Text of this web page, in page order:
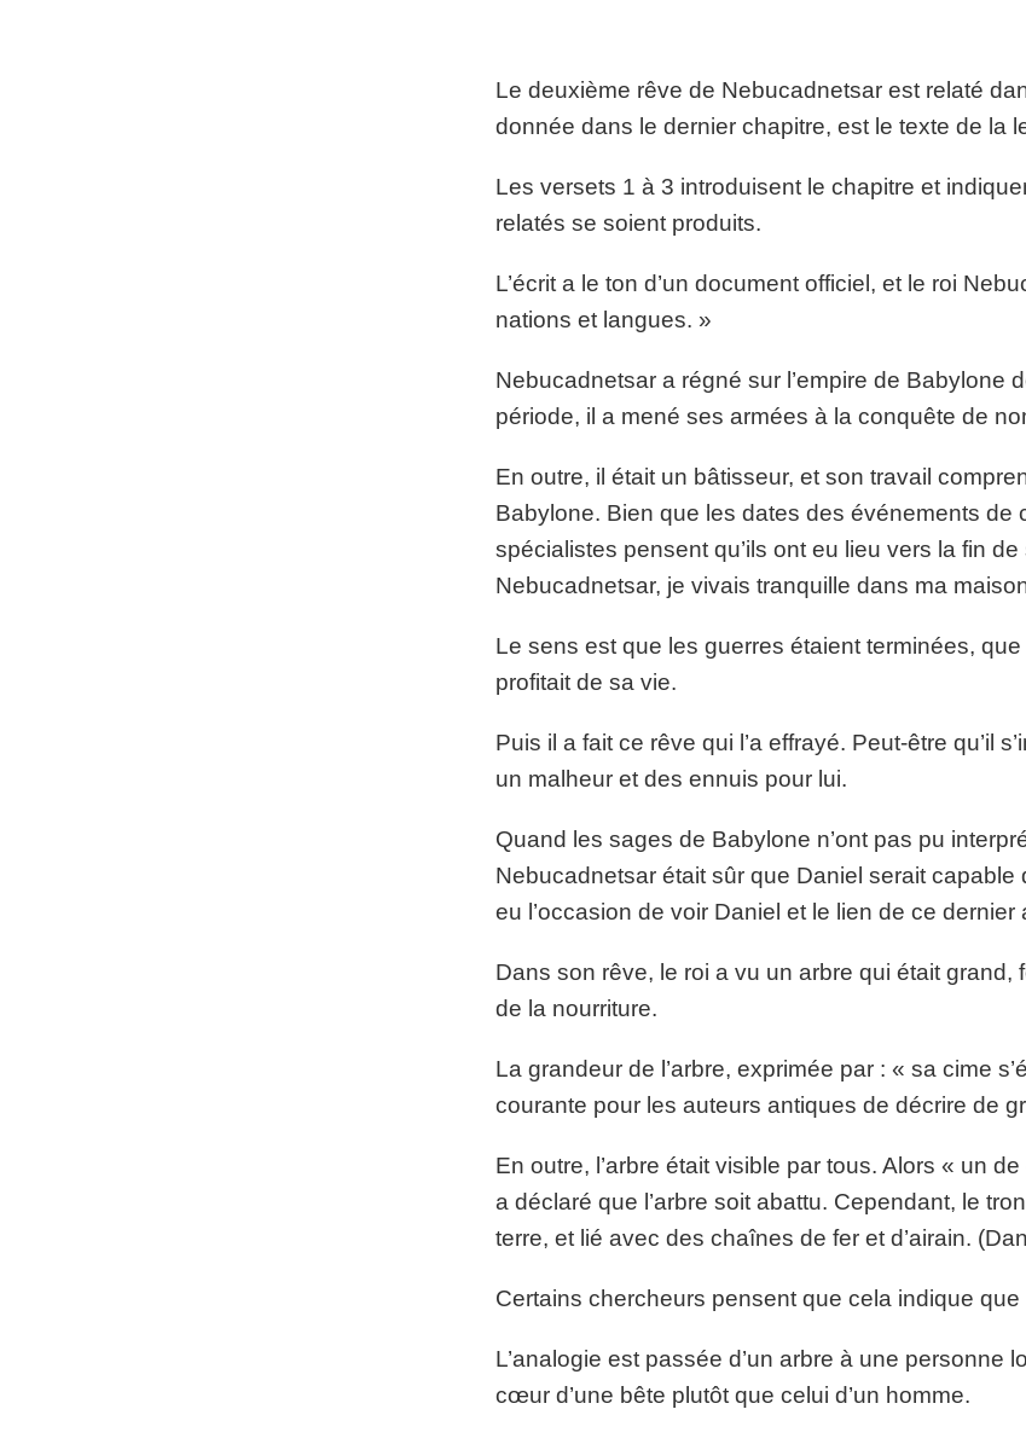
Le deuxième rêve de Nebucadnetsar est relaté
donnée dans le dernier chapitre, est le texte de la
Les versets 1 à 3 introduisent le chapitre et
relatés se soient produits.
L’écrit a le ton d’un document officiel, et le roi
nations et langues. »
Nebucadnetsar a régné sur l’empire de Babylone
période, il a mené ses armées à la conquête de
En outre, il était un bâtisseur, et son travail
Babylone. Bien que les dates des événements de
spécialistes pensent qu’ils ont eu lieu vers la fin
Nebucadnetsar, je vivais tranquille dans ma
Le sens est que les guerres étaient terminées,
profitait de sa vie.
Puis il a fait ce rêve qui l’a effrayé. Peut-être qu’il
un malheur et des ennuis pour lui.
Quand les sages de Babylone n’ont pas pu
Nebucadnetsar était sûr que Daniel serait capable
eu l’occasion de voir Daniel et le lien de ce dernier
Dans son rêve, le roi a vu un arbre qui était grand,
de la nourriture.
La grandeur de l’arbre, exprimée par : « sa cime
courante pour les auteurs antiques de décrire de
En outre, l’arbre était visible par tous. Alors « un
a déclaré que l’arbre soit abattu. Cependant, le
terre, et lié avec des chaînes de fer et d’airain.
Certains chercheurs pensent que cela indique
L’analogie est passée d’un arbre à une personne
cœur d’une bête plutôt que celui d’un homme.